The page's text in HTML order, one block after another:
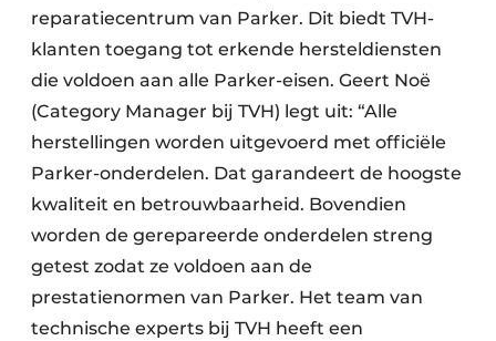
reparatiecentrum van Parker. Dit biedt TVH-
klanten toegang tot erkende hersteldiensten
die voldoen aan alle Parker-eisen. Geert Noë
(Category Manager bij TVH) legt uit: “Alle
herstellingen worden uitgevoerd met officiële
Parker-onderdelen. Dat garandeert de hoogste
kwaliteit en betrouwbaarheid. Bovendien
worden de gerepareerde onderdelen streng
getest zodat ze voldoen aan de
prestatienormen van Parker. Het team van
technische experts bij TVH heeft een